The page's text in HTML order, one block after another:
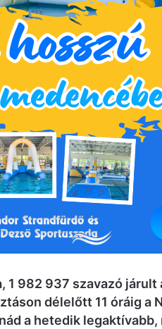
982 937 szavazó járult
délelőtt 11 óráig a
a hetedik